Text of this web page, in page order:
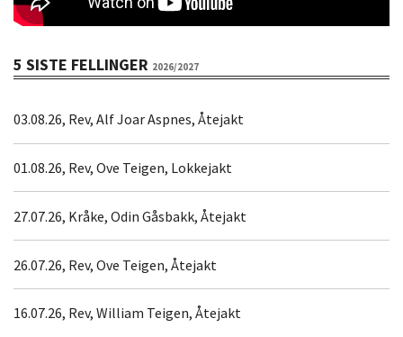
5 SISTE FELLINGER 2026/2027
03.08.26, Rev, Alf Joar Aspnes, Åtejakt
01.08.26, Rev, Ove Teigen, Lokkejakt
27.07.26, Kråke, Odin Gåsbakk, Åtejakt
26.07.26, Rev, Ove Teigen, Åtejakt
16.07.26, Rev, William Teigen, Åtejakt